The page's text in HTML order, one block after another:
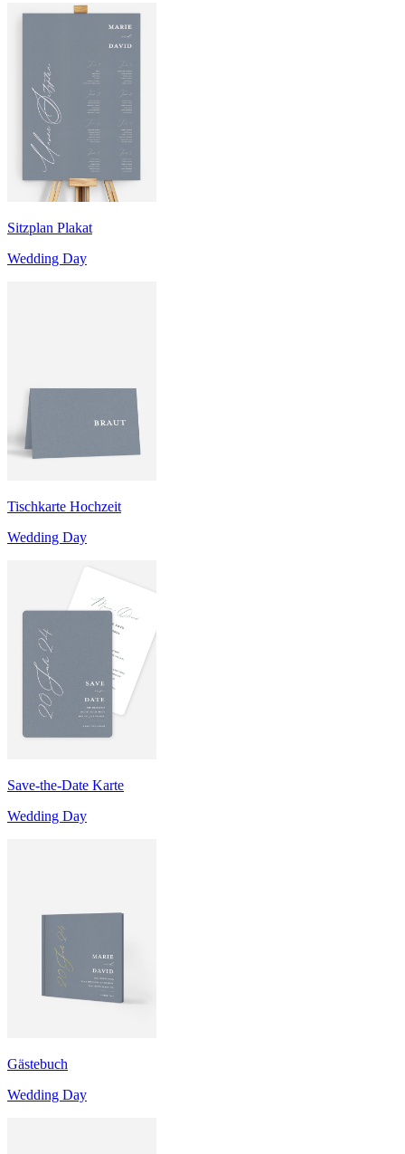
Sitzplan Plakat
Wedding Day
Tischkarte Hochzeit
Wedding Day
Save-the-Date Karte
Wedding Day
Gästebuch
Wedding Day